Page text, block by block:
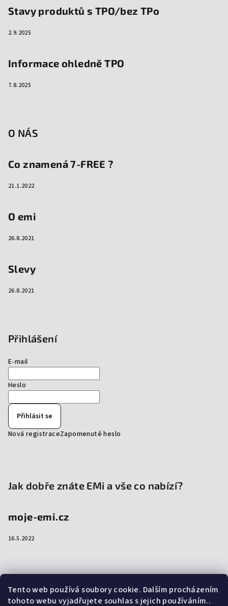
Tento web používá soubory cookie. Dalším procházením
tohoto webu vyjadřujete souhlas s jejich používáním..
Stavy produktů s TPO/bez TPo
2.9.2025
Informace ohledně TPO
7.8.2025
O NÁS
Co znamená 7-FREE ?
21.1.2022
O emi
26.8.2021
Slevy
26.8.2021
Přihlášení
E-mail
Heslo
Přihlásit se
Nová registraceZapomenuté heslo
Jak dobře znáte EMi a vše co nabízí?
moje-emi.cz
16.5.2022
Přijímáme online platby